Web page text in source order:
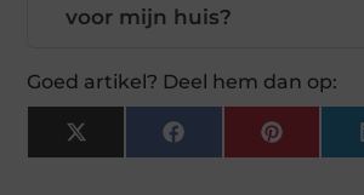
voor mijn huis?
Goed artikel? Deel hem dan op:
X
(Twitter)
Facebook